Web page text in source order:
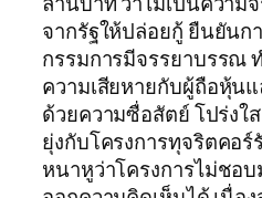
จากรัฐให้ปล่อยกู้ ยืนยัน
กรรมการมีจรรยาบรรณ
ความเสียหายกับผู้ถือหุ้น
ด้วยความซื่อสัตย์ โปร่งใ
ยุ่งกับโครงการทุจริตคอ
หนาหูว่าโครงการไม่ชอ